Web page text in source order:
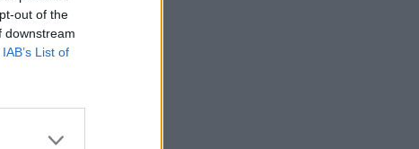
out of the
downstream
IAB’s List of